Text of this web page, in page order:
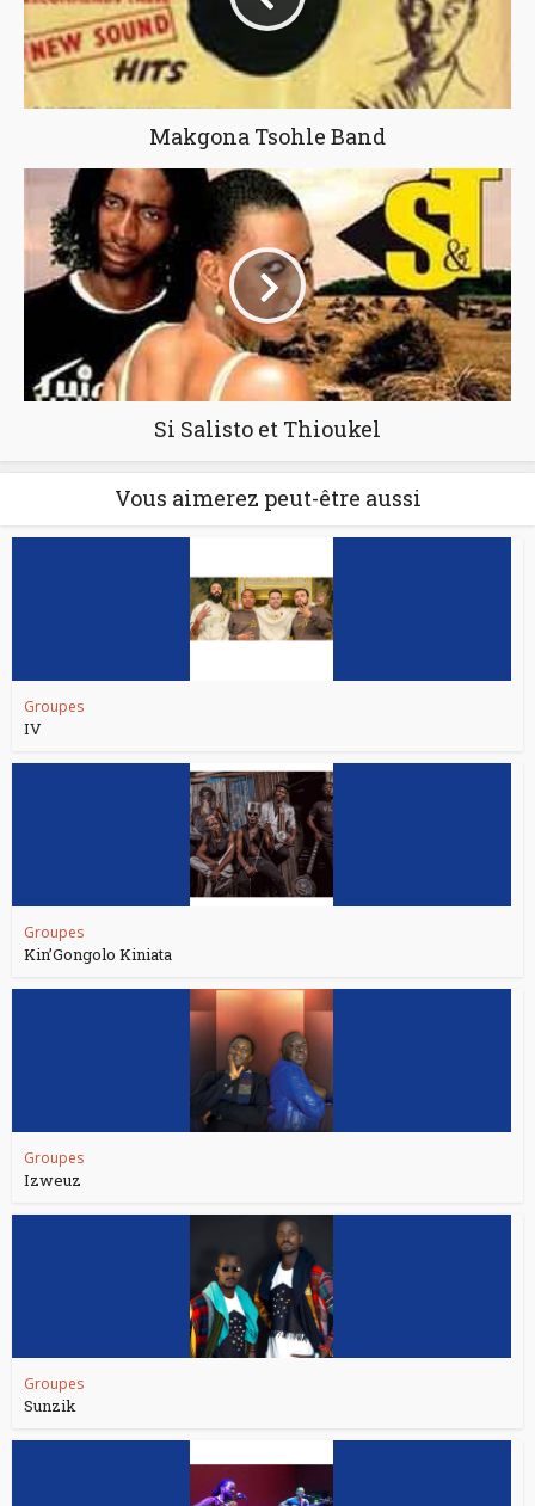
Makgona Tsohle Band
Si Salisto et Thioukel
Vous aimerez peut-être aussi
Groupes
IV
Groupes
Kin’Gongolo Kiniata
Groupes
Izweuz
Groupes
Sunzik